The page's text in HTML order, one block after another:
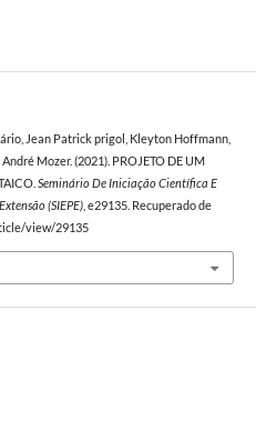
Jean Patrick prigol, Kleyton Hoffmann,
Mozer. (2021). PROJETO DE UM
Seminário De Iniciação Científica E
(SIEPE), e29135. Recuperado de
view/29135